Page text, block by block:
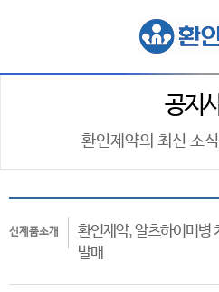
공지
환인제약의 최신 소
신제품소개
환인제약, 알츠하이머
발매